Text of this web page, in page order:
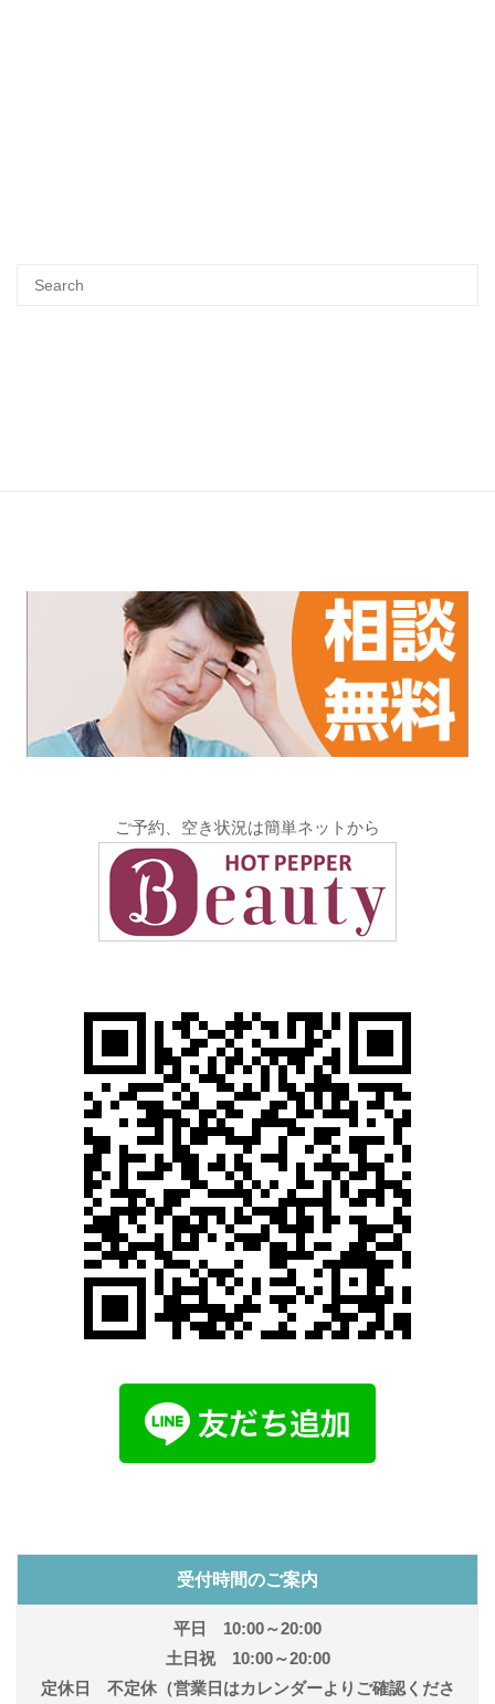
Search
ご予約、空き状況は簡単ネットから
受付時間のご案内
平日 10:00～20:00
土日祝 10:00～20:00
定休日 不定休（営業日はカレンダーよりご確認くださ